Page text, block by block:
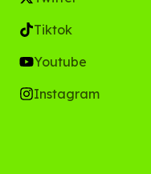
Tiktok
Youtube
Instagram